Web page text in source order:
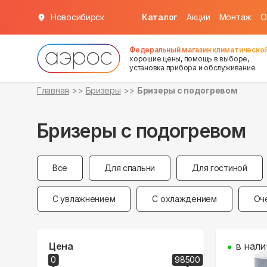
Новосибирск Каталог Акции Монтаж О
Федеральный магазин
хорошие цены, помощь в выборе,
установка прибора и обслуживание.
Главная Бризеры Бризеры с подогревом
Бризеры с подогревом
Все Для спальни Для гостиной
С увлажнением С охлаждением
Цена
0 98500
в